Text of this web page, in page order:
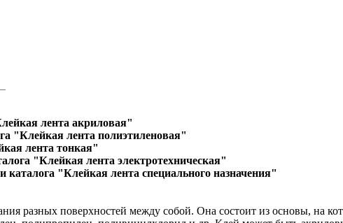
лента акриловая"
"Клейкая лента полиэтиленовая"
лента тонкая"
"Клейкая лента электротехническая"
каталога "Клейкая лента специального назначения"
разных поверхностей между собой. Она состоит из основы, на